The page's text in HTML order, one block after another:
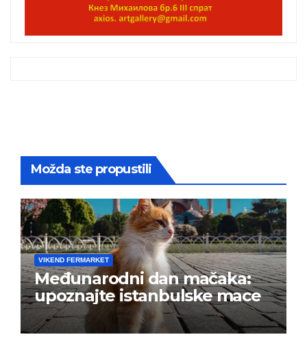
Možda ste propustili
VIKEND FERMARKET
Međunarodni dan mačaka:
upoznajte istanbulske mace